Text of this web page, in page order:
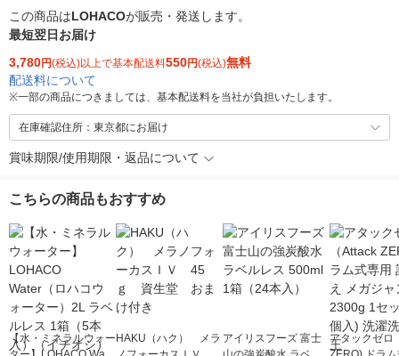
この商品はLOHACOが販売・発送します。
最短翌日お届け
3,780円(税込)以上で基本配送料550円(税込)無料
配送料について
※一部の商品につきましては、基本配送料を当社が負担いたします。
在庫確認住所：東京都にお届け
賞味期限/使用期限・返品について
こちらの商品もおすすめ
【水・ミネラルウォー HAKU（ハク） メラ アイリスフーズ 富士
アタックゼロ